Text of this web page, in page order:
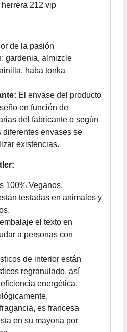
212 vip
de la pasión
gardenia, almizcle
haba tonka
El envase del producto
en función de
del fabricante o según
diferentes envases se
existencias.
100% Veganos.
testadas en animales y
el texto en
a personas con
de interior están
regranulado, así
energética.
es francesa
en su mayoría por